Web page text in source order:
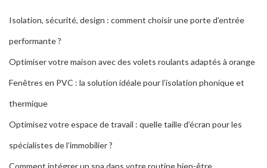
Isolation, sécurité, design : comment choisir une porte d’entrée
performante ?
Optimiser votre maison avec des volets roulants adaptés à orange
Fenêtres en PVC : la solution idéale pour l’isolation phonique et
thermique
Optimisez votre espace de travail : quelle taille d’écran pour les
spécialistes de l’immobilier ?